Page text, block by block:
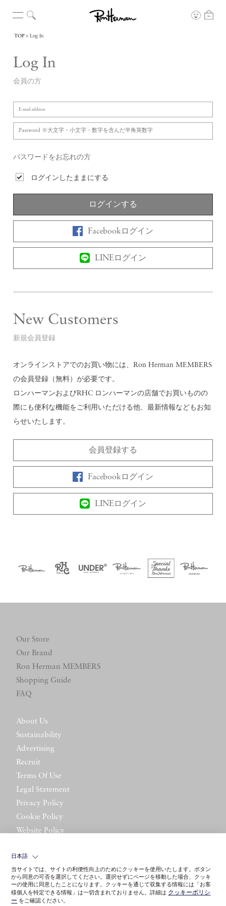
TOP Log In
Log In
会員の方
パスワードをお忘れの方
ログインしたままにする
ログインする
Facebookログイン
LINEログイン
New Customers
新規会員登録
オンラインストアでのお買い物には、Ron Herman MEMBERS
の会員登録（無料）が必要です。
ロンハーマンおよびRHC ロンハーマンの店舗でお買いものの
際にも便利な機能をご利用いただける他、最新情報などもお知
らせいたします。
会員登録する
Facebookログイン
LINEログイン
Our Store
Our Brand
Ron Herman MEMBERS
Shopping Guide
FAQ
About Us
Sustainability
Advertising
Recruit
Terms Of Use
Legal Statement
Privacy Policy
Cookie Policy
Website Policy
日本語
当サイトでは、サイトの利便性向上のためにクッキーを使用いたします。ボタン
から同意の可否を選択してください。選択せずにページを移動した場合、クッキ
ーの使用に同意したことになります。クッキーを通じて収集する情報には「お客
様個人を特定できる情報」は一切含まれておりません。詳細は クッキーポリシ
ー をご確認ください。